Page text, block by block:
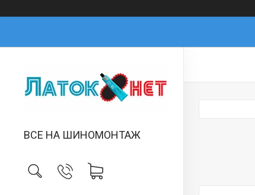
ВСЕ НА ШИНОМОНТАЖ